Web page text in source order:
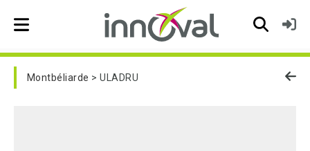
Skip to main navigation
Montbéliarde ULADRU